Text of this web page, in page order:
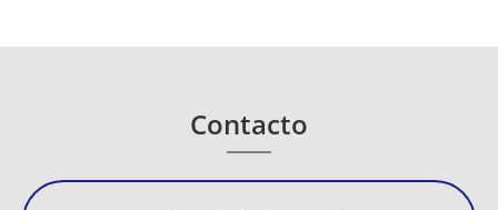
Contacto